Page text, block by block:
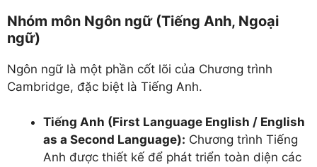
Nhóm môn Ngôn ngữ (Tiếng Anh, Ngoại
ngữ)
Ngôn ngữ là một phần cốt lõi của Chương trình
Cambridge, đặc biệt là Tiếng Anh.
Tiếng Anh (First Language English / English
as a Second Language): Chương trình Tiếng
Anh được thiết kế để phát triển toàn diện các